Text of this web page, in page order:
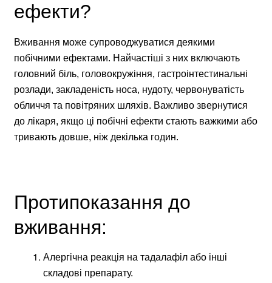
ефекти?
Вживання може супроводжуватися деякими
побічними ефектами. Найчастіші з них включають
головний біль, головокружіння, гастроінтестинальні
розлади, закладеність носа, нудоту, червонуватість
обличчя та повітряних шляхів. Важливо звернутися
до лікаря, якщо ці побічні ефекти стають важкими або
тривають довше, ніж декілька годин.
Протипоказання до
вживання:
Алергічна реакція на тадалафіл або інші
складові препарату.